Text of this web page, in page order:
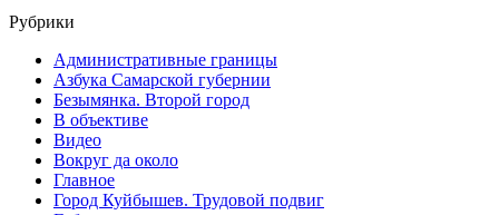
Рубрики
Административные границы
Азбука Самарской губернии
Безымянка. Второй город
В объективе
Видео
Вокруг да около
Главное
Город Куйбышев. Трудовой подвиг